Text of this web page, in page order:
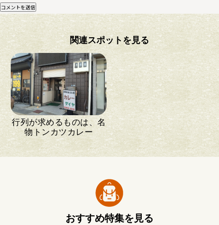
関連スポットを見る
行列が求めるものは、名
物トンカツカレー
おすすめ特集を見る